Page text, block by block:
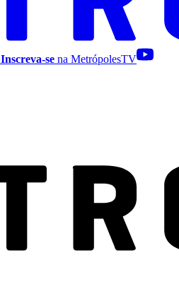
Inscreva-se na MetrópolesTV